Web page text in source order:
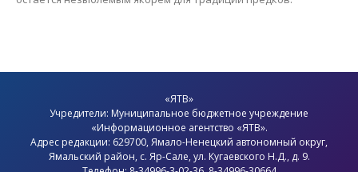
«ЯТВ»
Учредители: Муниципальное бюджетное учреждение
«Информационное агентство «ЯТВ».
Адрес редакции: 629700, Ямало-Ненецкий автономный округ,
Ямальский район, с. Яр-Сале, ул. Кугаевского Н.Д., д. 9.